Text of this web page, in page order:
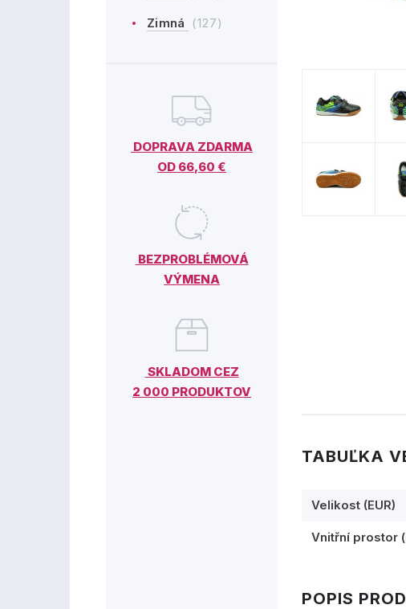
Zimná (127)
DOPRAVA ZDARMA
OD 66,60 €
BEZPROBLÉMOVÁ
VÝMENA
SKLADOM CEZ
2 000 PRODUKTOV
TABUĽKA
Velikost (EUR)
Vnitřní prostor
POPIS